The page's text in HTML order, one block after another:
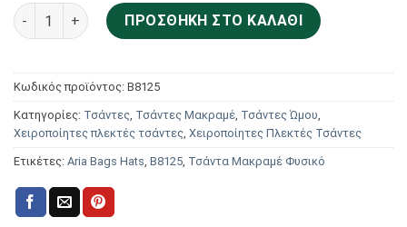
Aria Bags Hats Τσάντα Μακραμέ Φυσικό Β8125 ποσότητα
ΠΡΟΣΘΉΚΗ ΣΤΟ ΚΑΛΆΘΙ
Κωδικός προϊόντος: B8125
Κατηγορίες: Τσάντες, Τσάντες Μακραμέ, Τσάντες Ώμου,
Χειροποίητες πλεκτές τσάντες, Χειροποίητες Πλεκτές Τσάντες
Ετικέτες: Aria Bags Hats, Β8125, Τσάντα Μακραμέ Φυσικό